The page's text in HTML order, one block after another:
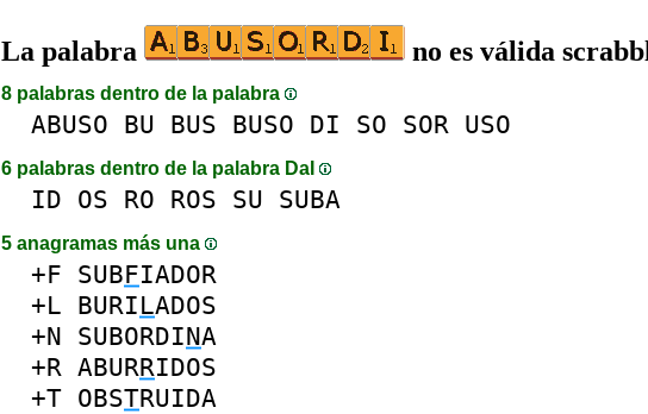
La palabra no es válida
8 palabras dentro de la palabra
ABUSO BU BUS BUSO DI SO SOR USO
6 palabras dentro de la palabra DaI
ID OS RO ROS SU SUBA
5 anagramas más una
+F SUBFIADOR
+L BURILADOS
+N SUBORDINA
+R ABURRIDOS
+T OBSTRUIDA